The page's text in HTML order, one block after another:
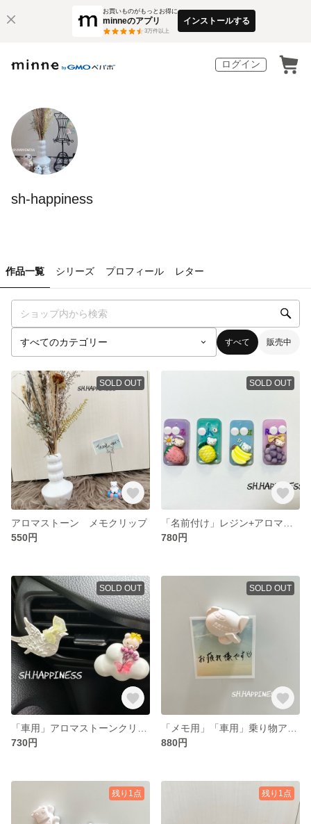
お買いものがもっとお得に
minneのアプリ
3万件以上
インストールする
ログイン
sh-happiness
作品一覧 シリーズ プロフィール レター
すべて 販売中
SOLD OUT
アロマストーン メモクリップ
550円
SOLD OUT
780円
SOLD OUT
730円
SOLD OUT
880円
残り1点 残り1点